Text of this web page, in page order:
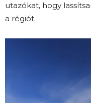
utazókat, hogy
a régiót.